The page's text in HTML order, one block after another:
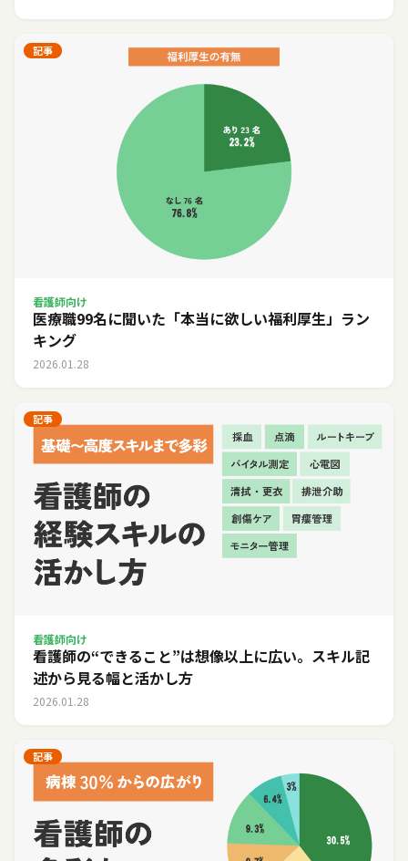
記事
看護師向け
医療職99名に聞いた「本当に欲しい福利厚生」ラン
キング
2026.01.28
記事
看護師向け
看護師の“できること”は想像以上に広い。スキル記
述から見る幅と活かし方
2026.01.28
記事